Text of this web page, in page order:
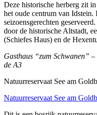
Deze historische herberg zit
het oude centrum van
seizoensgerechten
door de historische Altstadt,
(Schiefes Haus) en de
Gasthaus “zum Schwanen”
de A3
Natuurreservaat See am
Natuurreservaat See am